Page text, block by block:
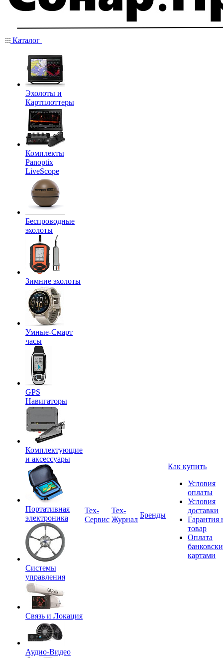
Каталог
Эхолоты и
Картплоттеры
Комплекты
Panoptix
LiveScope
Беспроводные
эхолоты
Зимние эхолоты
Умные-Смарт
часы
GPS
Навигаторы
Комплектующие
и аксессуары
Портативная
электроника
Системы
управления
Связь и Локация
Аудио-Видео
Tex-
Сервис
Тех-
Журнал
Бренды
Как купить
Условия
оплаты
Условия
доставки
Гарантия
товар
Оплата
картами